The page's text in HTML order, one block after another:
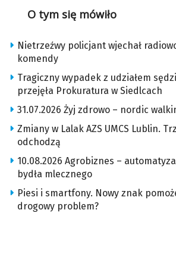
O tym się mówiło
Nietrzeźwy policjant wjechał
komendy
Tragiczny wypadek z udziałem
przejęła Prokuratura w Siedlcach
31.07.2026 Żyj zdrowo – nordic
Zmiany w Lalak AZS UMCS Lublin.
odchodzą
10.08.2026 Agrobiznes –
bydła mlecznego
Piesi i smartfony. Nowy znak
drogowy problem?